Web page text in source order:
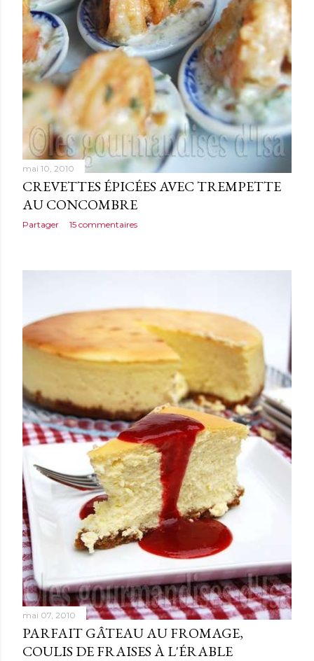
mai 10, 2010
CREVETTES ÉPICÉES AVEC TREMPETTE
AU CONCOMBRE
Partager 15 commentaires
mai 07, 2010
PARFAIT GÂTEAU AU FROMAGE,
COULIS DE FRAISES À L'ÉRABLE